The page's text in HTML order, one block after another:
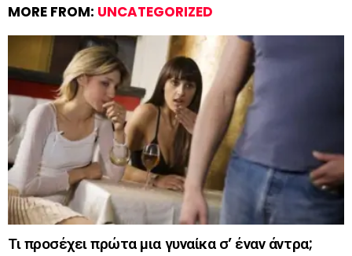
MORE FROM: UNCATEGORIZED
Τι προσέχει πρώτα μια γυναίκα σ’ έναν άντρα;